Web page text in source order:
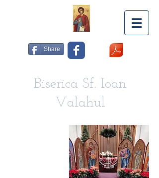
Share
Biserica Sf. Ioan
Valahul